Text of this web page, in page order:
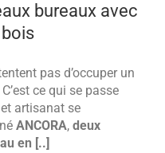
bureaux avec
pas d’occuper un
ce qui se passe
artisanat se
ANCORA, deux
en [..]